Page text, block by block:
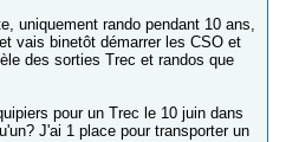
uniquement rando pendant 10 ans,
vais binetôt démarrer les CSO et
des sorties Trec et randos que
pour un Trec le 10 juin dans
J'ai 1 place pour transporter un